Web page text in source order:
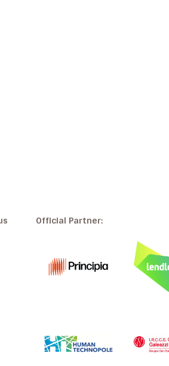
Official Partner: